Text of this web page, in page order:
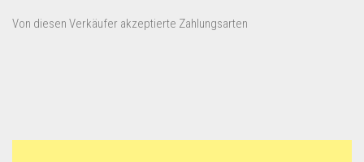
Von diesen Verkäufer akzeptierte Zahlungsarten